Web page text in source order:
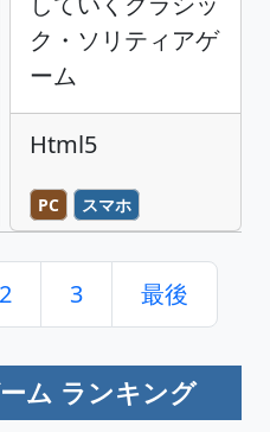
ク・ソリティアゲ
ーム
Html5
PC スマホ
2 3 最後
ム ランキング